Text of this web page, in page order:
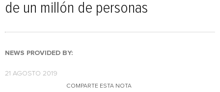
de un millón de personas
NEWS PROVIDED BY:
21 AGOSTO 2019
COMPARTE ESTA NOTA